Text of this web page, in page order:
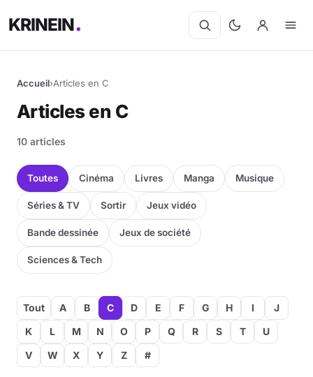
KRINEIN
Cinéma
Séries
Manga
BD
Livres
Jeux vidéo
Jeux de société
Musique
Accueil›Articles en C
Articles en C
10 articles
Toutes Cinéma Livres Manga Musique
Séries & TV Sortir Jeux vidéo
Bande dessinée Jeux de société
Sciences & Tech
Tout A B C D E F G H I
J
K
L M N O P Q R S T
U
V
W X Y Z #